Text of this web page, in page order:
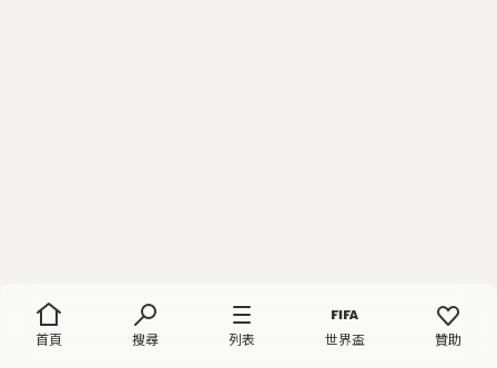
首頁 搜尋 列表 世界盃 贊助